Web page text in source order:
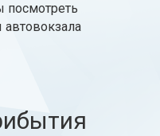
посмотреть
автовокзала